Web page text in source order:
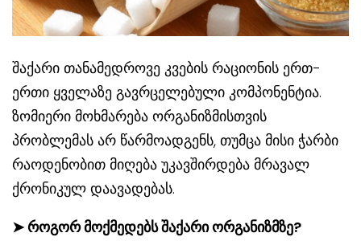
შაქარი თანამედროვე კვების რაციონის ერთ-
ერთი ყველაზე გავრცელებული კომპონენტია.
ზომიერი მოხმარება ორგანიზმისთვის
პრობლემას არ წარმოადგენს, თუმცა მისი ჭარბი
რაოდენობით მიღება უკავშირდება მრავალ
ქრონიკულ დაავადებას.
➤როგორ მოქმედებს შაქარი ორგანიზმზე?